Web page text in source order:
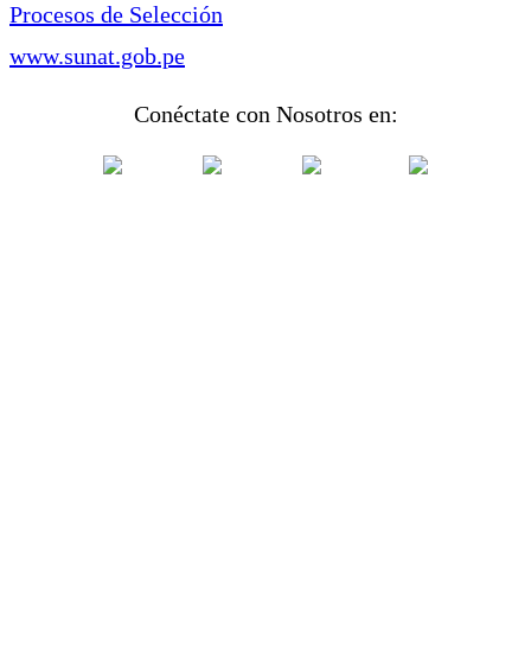
Procesos de Selección
www.sunat.gob.pe
Conéctate con Nosotros en: